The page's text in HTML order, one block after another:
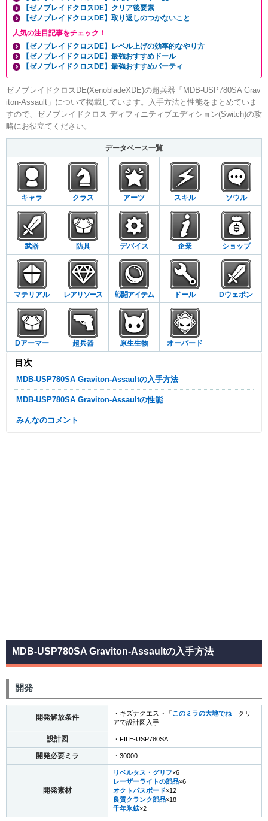
【ゼノブレイドクロスDE】クリア後要素
【ゼノブレイドクロスDE】取り返しのつかないこと
人気の注目記事をチェック！
【ゼノブレイドクロスDE】レベル上げの効率的なやり方
【ゼノブレイドクロスDE】最強おすすめドール
【ゼノブレイドクロスDE】最強おすすめパーティ
ゼノブレイドクロスDE(XenobladeXDE)の超兵器「MDB-USP780SA Grav
iton-Assault」について掲載しています。入手方法と性能をまとめていま
すので、ゼノブレイドクロス ディフィニティブエディション(Switch)の攻
略にお役立てください。
データベース一覧
キャラ クラス アーツ スキル ソウル
武器 防具 デバイス 企業 ショップ
マテリアル レアリソース 戦闘アイテム ドール Dウェポン
Dアーマー 超兵器 原生生物 オーバード
目次
MDB-USP780SA Graviton-Assaultの入手方法
MDB-USP780SA Graviton-Assaultの性能
みんなのコメント
MDB-USP780SA Graviton-Assaultの入手方法
開発
開発解放条件 ・キズナクエスト「 このミラの大地でね 」クリ
アで設計図入手
設計図 ・FILE-USP780SA
開発必要ミラ ・30000
開発素材
リベルタス・グリフ×6
レーザーライトの部品×6
オクトパスボード×12
良質クランク部品×18
千年氷鉱×2